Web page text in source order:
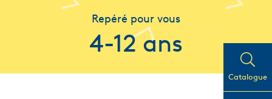
Catalogue
Repéré pour vous
4-12 ans